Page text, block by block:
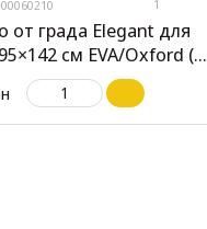
1
от града Elegant для
см EVA/Oxford (EL
100286)